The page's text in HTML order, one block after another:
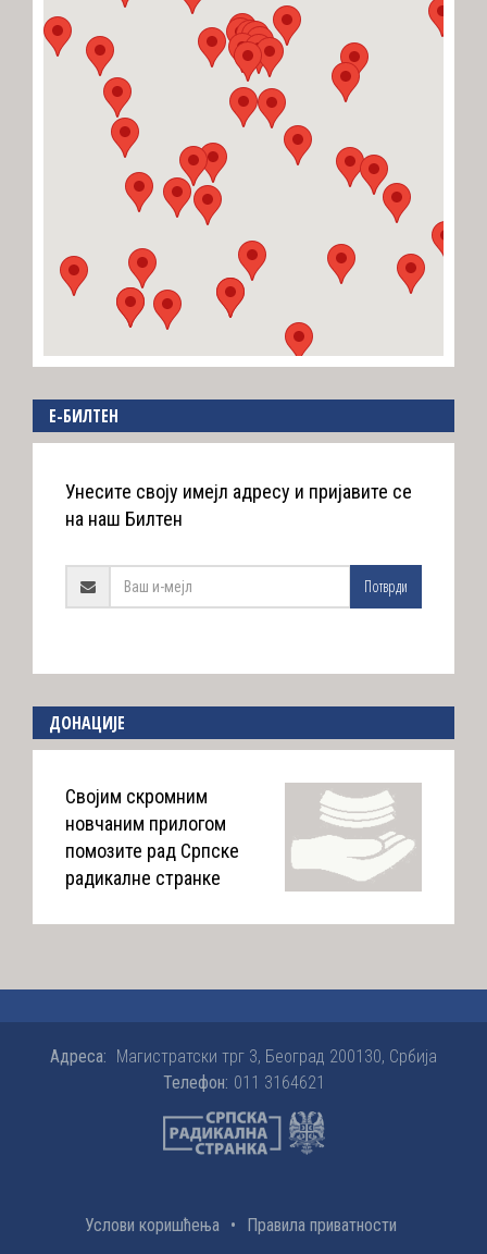
E-БИЛТЕН
Унесите своју имејл адресу и пријавите се
на наш Билтен
Потврди
ДОНАЦИЈЕ
Својим скромним
новчаним прилогом
помозите рад Српске
радикалне странке
Адреса: Магистратски трг 3, Београд 200130, Србија
Телефон: 011 3164621
Услови коришћења • Правила приватности